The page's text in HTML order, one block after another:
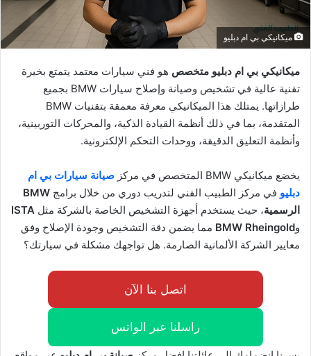
ميكانيكي بي ام دبليو
ميكانيكي بي ام دبليو متخصص هو فني سيارات معتمد يتمتع بخبرة
تقنية عالية في تشخيص وصيانة وإصلاح سيارات BMW بجميع
طرازاتها. يمتلك هذا الميكانيكي معرفة معمقة بتقنيات BMW
المتقدمة، بما في ذلك أنظمة القيادة الذكية، والمحركات التوربينية،
وأنظمة التعليق الدقيقة، ووحدات التحكم الإلكترونية.
يخضع ميكانيكي BMW المتخصص في مركز
صيانة سيارات بي ام
دبليو في مركز الطبيب الفني لتدريب دوري من خلال برامج BMW
الرسمية، حيث يستخدم أجهزة التشخيص الخاصة بالشركة مثل ISTA
وBMW Rheingold مما يضمن دقة التشخيص وجودة الإصلاح وفق
معايير الشركة الألمانية الصارمة. هل تواجهك مشكلة في سيارتك؟
اتصل بنا الآن
راسلنا عبر الواتس